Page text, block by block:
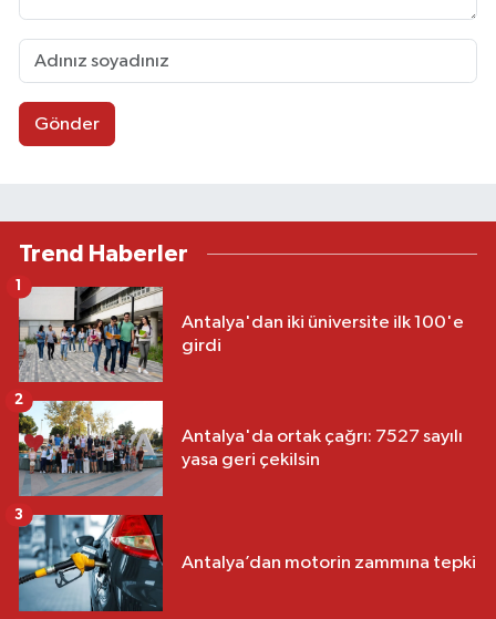
Gönder
Trend Haberler
Antalya'dan iki üniversite ilk 100'e
girdi
1
Antalya'da ortak çağrı: 7527 sayılı
yasa geri çekilsin
2
Antalya’dan motorin zammına tepki
3